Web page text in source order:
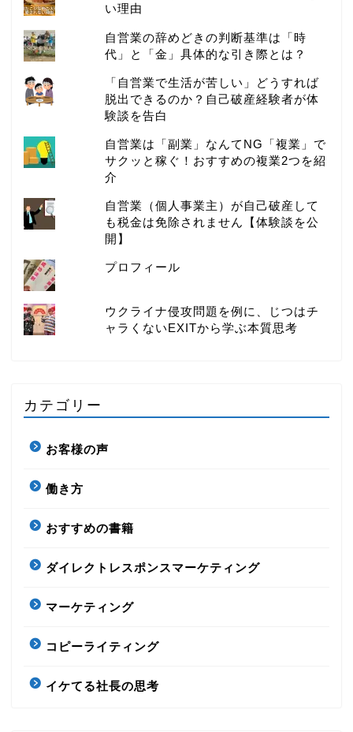
い理由
自営業の辞めどきの判断基準は「時
代」と「金」具体的な引き際とは？
「自営業で生活が苦しい」どうすれば
脱出できるのか？自己破産経験者が体
験談を告白
自営業は「副業」なんてNG「複業」で
サクッと稼ぐ！おすすめの複業2つを紹
介
自営業（個人事業主）が自己破産して
も税金は免除されません【体験談を公
開】
プロフィール
ウクライナ侵攻問題を例に、じつはチ
ャラくないEXITから学ぶ本質思考
カテゴリー
お客様の声
働き方
おすすめの書籍
ダイレクトレスポンスマーケティング
マーケティング
コピーライティング
イケてる社長の思考